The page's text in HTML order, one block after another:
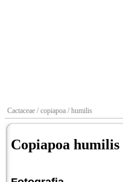
Cactaceae / copiapoa / humilis
Copiapoa humilis